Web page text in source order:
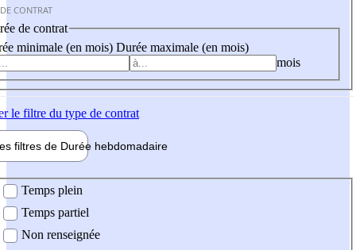
CONTRAT
de contrat
minimale (en mois) Durée maximale (en mois)
mois
le filtre du type de contrat
filtres de Durée hebdomadaire
Temps plein
Temps partiel
Non renseignée